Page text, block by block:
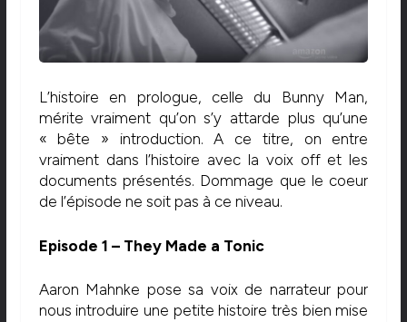
L’histoire en prologue, celle du Bunny Man,
mérite vraiment qu’on s’y attarde plus qu’une
« bête » introduction. A ce titre, on entre
vraiment dans l’histoire avec la voix off et les
documents présentés. Dommage que le coeur
de l’épisode ne soit pas à ce niveau.
Episode 1 – They Made a Tonic
Aaron Mahnke pose sa voix de narrateur pour
nous introduire une petite histoire très bien mise